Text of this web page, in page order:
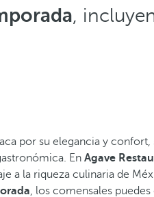
,
por su elegancia y confort,
En Agave
a la riqueza culinaria de
, los comensales puedes